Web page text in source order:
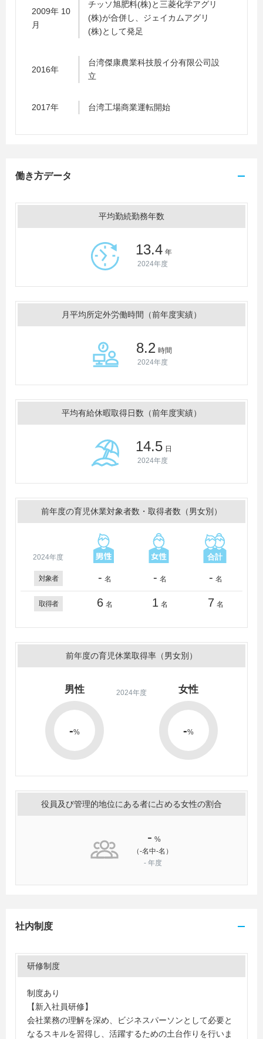
2009年 10
月
チッソ旭肥料(株)と三菱化学アグリ
(株)が合併し、ジェイカムアグリ
(株)として発足
2016年
台湾傑康農業科技股イ分有限公司設
立
2017年 台湾工場商業運転開始
働き方データ
平均勤続勤務年数
13.4 年
2024年度
月平均所定外労働時間（前年度実績）
8.2 時間
2024年度
平均有給休暇取得日数（前年度実績）
14.5 日
2024年度
前年度の育児休業対象者数・取得者数（男女別）
2024年度
対象者 - 名 - 名 - 名
取得者 6 名 1 名 7 名
前年度の育児休業取得率（男女別）
2024年度
男性
-%
女性
-%
役員及び管理的地位にある者に占める女性の割合
- %
（-名中-名）
- 年度
社内制度
研修制度
制度あり
【新入社員研修】
会社業務の理解を深め、ビジネスパーソンとして必要と
なるスキルを習得し、活躍するための土台作りを行いま